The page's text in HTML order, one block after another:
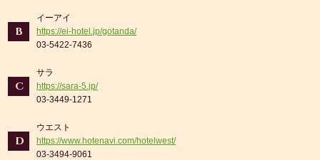
B
イーアイ
https://ei-hotel.jp/gotanda/
03-5422-7436
C
サラ
https://sara-5.jp/
03-3449-1271
D
ウエスト
https://www.hotenavi.com/hotelwest/
03-3494-9061